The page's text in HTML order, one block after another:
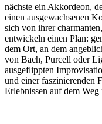
nächste ein Akkordeon,
einen ausgewachsenen
sich von ihrer
entwickeln einen Plan:
dem Ort, an dem
von Bach, Purcell oder
ausgeflippten
und einer faszinierenden
Erlebnissen auf dem